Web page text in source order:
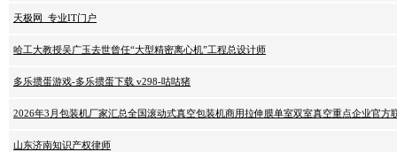
天极网_专业IT门户
哈工大教授吴广玉去世曾任“大型精密离心机”工程总设计师
多乐掼蛋游戏-多乐掼蛋下载 v298-咕咕猪
2026年3月包装机厂家汇总全国滚动式真空包装机商用拉伸膜单室双室真空重点企业官方
山东济南知识产权律师